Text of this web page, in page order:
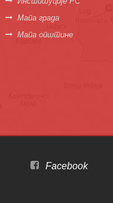
Мапа града
Мапа општине
Facebook